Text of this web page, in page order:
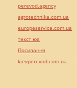
perevod.agency
agrotechnika.com.ua
europeservice.com.ua
текст юа
Посилання
kievperevod.com.ua